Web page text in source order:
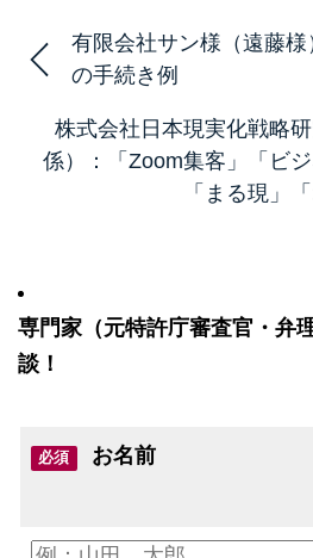
有限会社サン様（遠藤
の手続き例
株式会社日本現実化戦略
係）：「Zoom集客」「ビジ
「まる現」
専門家（元特許庁審査官・弁
談！
必須 お名前